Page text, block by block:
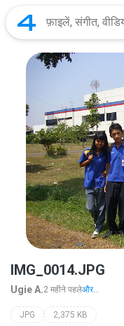
IMG_0014.JPG
Ugie A.2 महीने पहलेऔर...
JPG 2,375 KB